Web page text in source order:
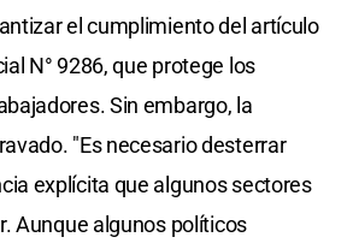
el cumplimiento del artículo
N° 9286, que protege los
Sin embargo, la
"Es necesario desterrar
explícita que algunos sectores
Aunque algunos políticos